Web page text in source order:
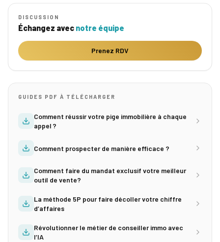
DISCUSSION
Échangez avec notre équipe
Prenez RDV
GUIDES PDF À TÉLÉCHARGER
Comment réussir votre pige immobilière à chaque
appel ?
Comment prospecter de manière efficace ?
Comment faire du mandat exclusif votre meilleur
outil de vente?
La méthode 5P pour faire décoller votre chiffre
d’affaires
Révolutionner le métier de conseiller immo avec
l’IA